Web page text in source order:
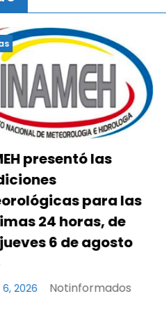
Noticias
dijo sobre los
que no han sido
6, 2026 Notinformados